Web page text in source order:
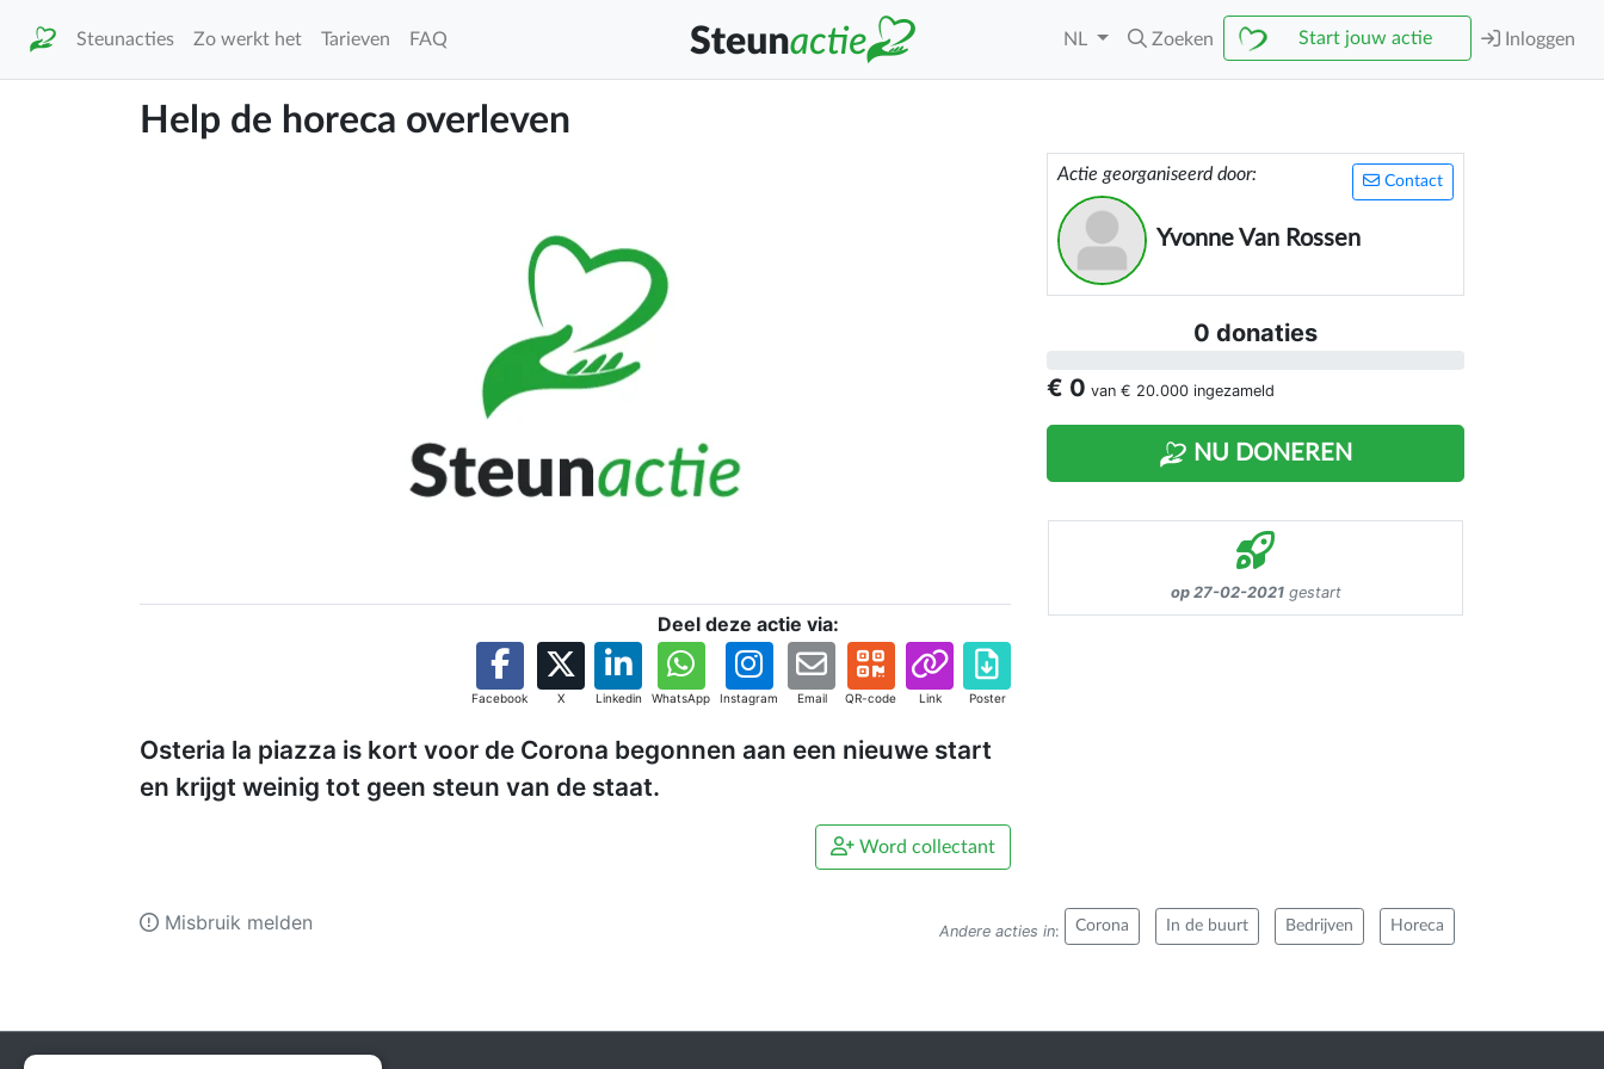
Steunacties Zo werkt het Tarieven FAQ NL Zoeken Start jouw actie Inloggen
Help de horeca overleven
Deel deze actie via:
Facebook X Linkedin WhatsApp Instagram Email QR-code Link Poster
Osteria la piazza is kort voor de Corona begonnen aan een nieuwe start
en krijgt weinig tot geen steun van de staat.
Word collectant
Contact
Actie georganiseerd door:
Yvonne Van Rossen
0 donaties
€ 0 van € 20.000 ingezameld
NU DONEREN
op 27-02-2021gestart
Andere acties in: Corona In de buurt Bedrijven Horeca
Misbruik melden